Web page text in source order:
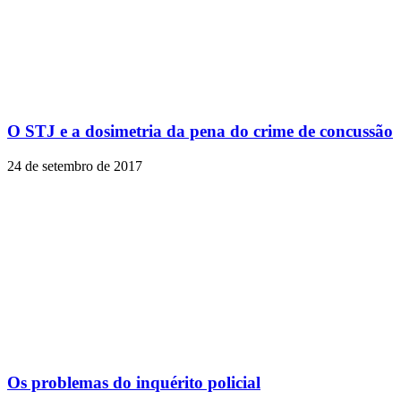
O STJ e a dosimetria da pena do crime de concussão
24 de setembro de 2017
Os problemas do inquérito policial